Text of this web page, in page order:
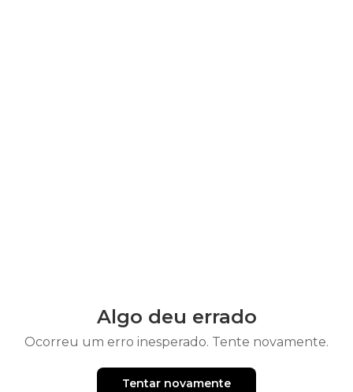
Algo deu errado
Ocorreu um erro inesperado. Tente novamente.
Tentar novamente